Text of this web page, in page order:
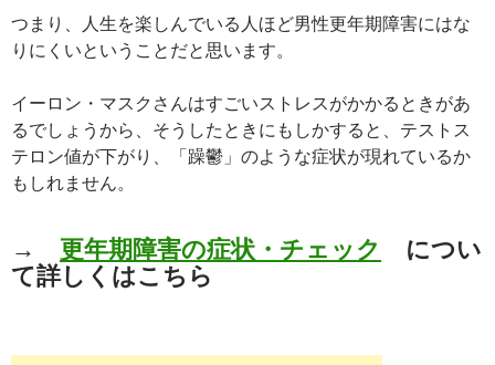
つまり、人生を楽しんでいる人ほど男性更年期障害にはな
りにくいということだと思います。
イーロン・マスクさんはすごいストレスがかかるときがあ
るでしょうから、そうしたときにもしかすると、テストス
テロン値が下がり、「躁鬱」のような症状が現れているか
もしれません。
→ 更年期障害の症状・チェック
につい
て詳しくはこちら